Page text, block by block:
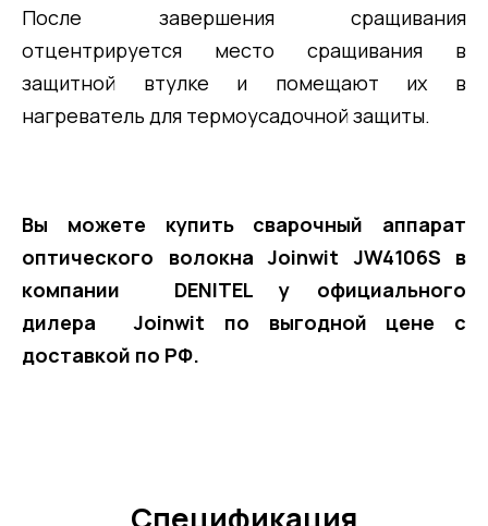
После завершения сращивания
отцентрируется место сращивания в
защитной втулке и помещают их в
нагреватель для термоусадочной защиты.
Вы можете купить cварочный аппарат
оптического волокна Joinwit JW4106S в
компании DENITEL у официального
дилераJoinwit по выгодной цене с
доставкой по РФ.